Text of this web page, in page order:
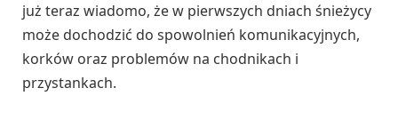
już teraz wiadomo, że w pierwszych dniach śnieżycy
może dochodzić do spowolnień komunikacyjnych,
korków oraz problemów na chodnikach i
przystankach.